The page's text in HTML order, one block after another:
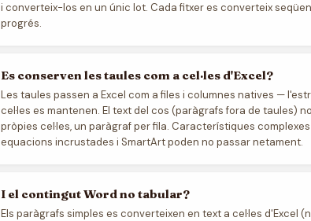
i converteix-los en un únic lot. Cada fitxer es converteix
progrés.
Es conserven les taules com a cel·les d'Excel?
Les taules passen a Excel com a files i columnes natives —
cel·les es mantenen. El text del cos (paràgrafs fora de taules)
pròpies cel·les, un paràgraf per fila. Característiques
equacions incrustades i SmartArt poden no passar netament.
I el contingut Word no tabular?
Els paràgrafs simples es converteixen en text a cel·les d'Excel